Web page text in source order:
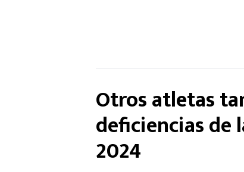
Otros atletas
deficiencias de
2024